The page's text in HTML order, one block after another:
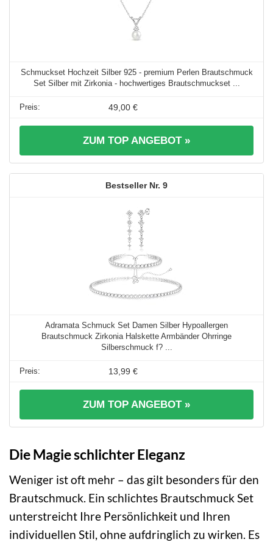
Schmuckset Hochzeit Silber 925 - premium Perlen Brautschmuck
Set Silber mit Zirkonia - hochwertiges Brautschmuckset ...
49,00 €
ZUM TOP ANGEBOT »
9
Adramata Schmuck Set Damen Silber Hypoallergen
Brautschmuck Zirkonia Halskette Armbänder Ohrringe
Silberschmuck f? ...
13,99 €
ZUM TOP ANGEBOT »
Die Magie schlichter Eleganz
Weniger ist oft mehr – das gilt besonders für den
Brautschmuck. Ein schlichtes Brautschmuck Set
unterstreicht Ihre Persönlichkeit und Ihren
individuellen Stil, ohne aufdringlich zu wirken. Es